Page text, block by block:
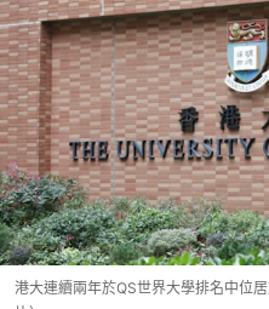
港大連續兩年於QS世界大學排名中位